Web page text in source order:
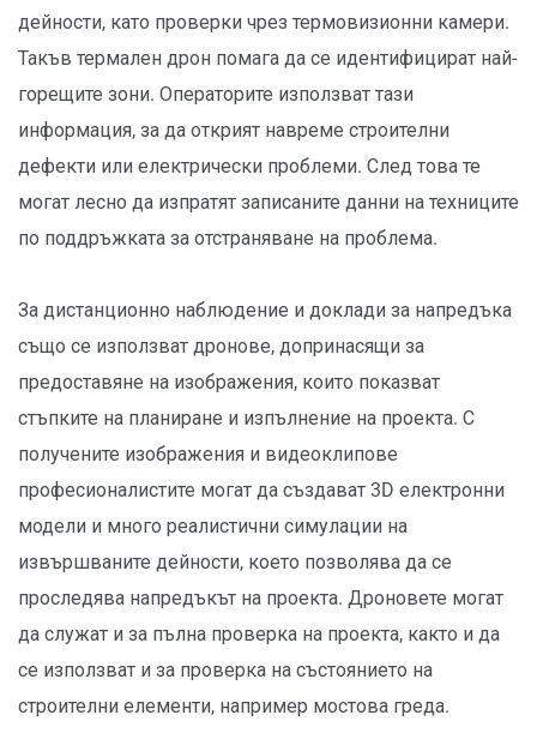
дейности, като проверки чрез термовизионни камери.
Такъв термален дрон помага да се идентифицират най-
горещите зони. Операторите използват тази
информация, за да открият навреме строителни
дефекти или електрически проблеми. След това те
могат лесно да изпратят записаните данни на техниците
по поддръжката за отстраняване на проблема.
За дистанционно наблюдение и доклади за напредъка
също се използват дронове, допринасящи за
предоставяне на изображения, които показват
стъпките на планиране и изпълнение на проекта. С
получените изображения и видеоклипове
професионалистите могат да създават 3D електронни
модели и много реалистични симулации на
извършваните дейности, което позволява да се
проследява напредъкът на проекта. Дроновете могат
да служат и за пълна проверка на проекта, както и да
се използват и за проверка на състоянието на
строителни елементи, например мостова греда.